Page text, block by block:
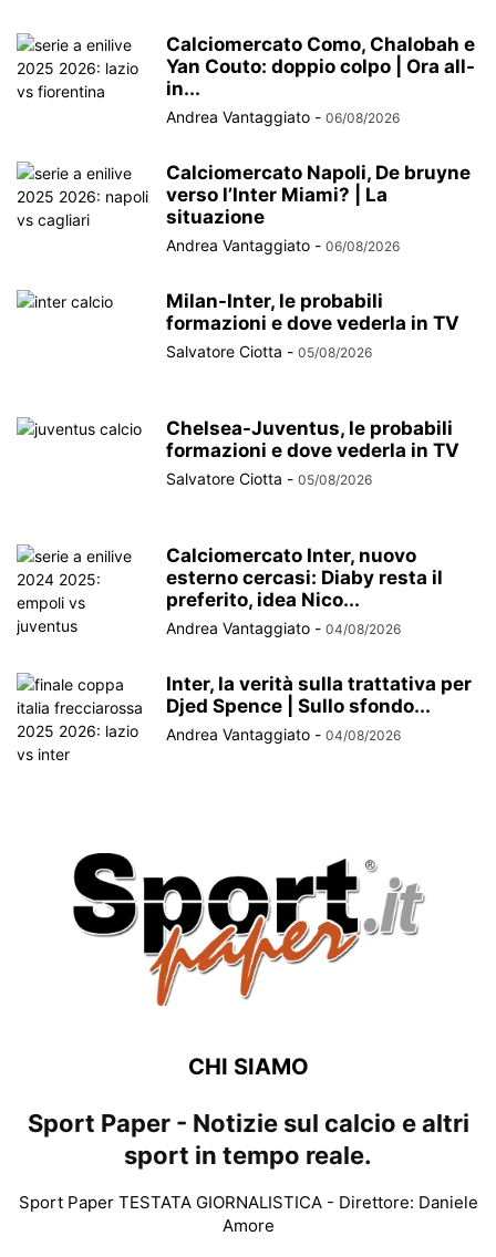
Calciomercato Como, Chalobah e
Yan Couto: doppio colpo | Ora all-
in...
Andrea Vantaggiato - 06/08/2026
Calciomercato Napoli, De bruyne
verso l’Inter Miami? | La
situazione
Andrea Vantaggiato - 06/08/2026
Milan-Inter, le probabili
formazioni e dove vederla in TV
Salvatore Ciotta - 05/08/2026
Chelsea-Juventus, le probabili
formazioni e dove vederla in TV
Salvatore Ciotta - 05/08/2026
Calciomercato Inter, nuovo
esterno cercasi: Diaby resta il
preferito, idea Nico...
Andrea Vantaggiato - 04/08/2026
Inter, la verità sulla trattativa per
Djed Spence | Sullo sfondo...
Andrea Vantaggiato - 04/08/2026
CHI SIAMO
Sport Paper - Notizie sul calcio e altri
sport in tempo reale.
Sport Paper TESTATA GIORNALISTICA - Direttore: Daniele
Amore